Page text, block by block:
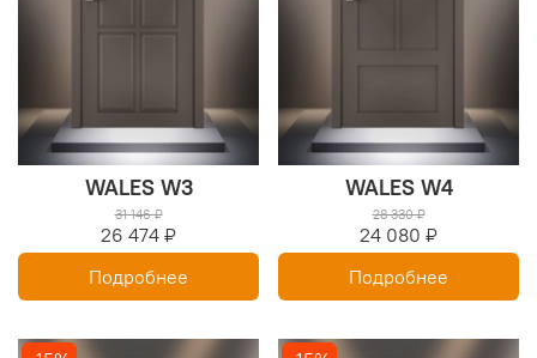
WALES W3
31 146 ₽
26 474 ₽
Подробнее
WALES W4
28 330 ₽
24 080 ₽
Подробнее